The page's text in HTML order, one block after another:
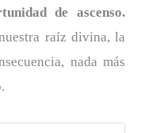
de ascenso.
raíz divina, la
nada más